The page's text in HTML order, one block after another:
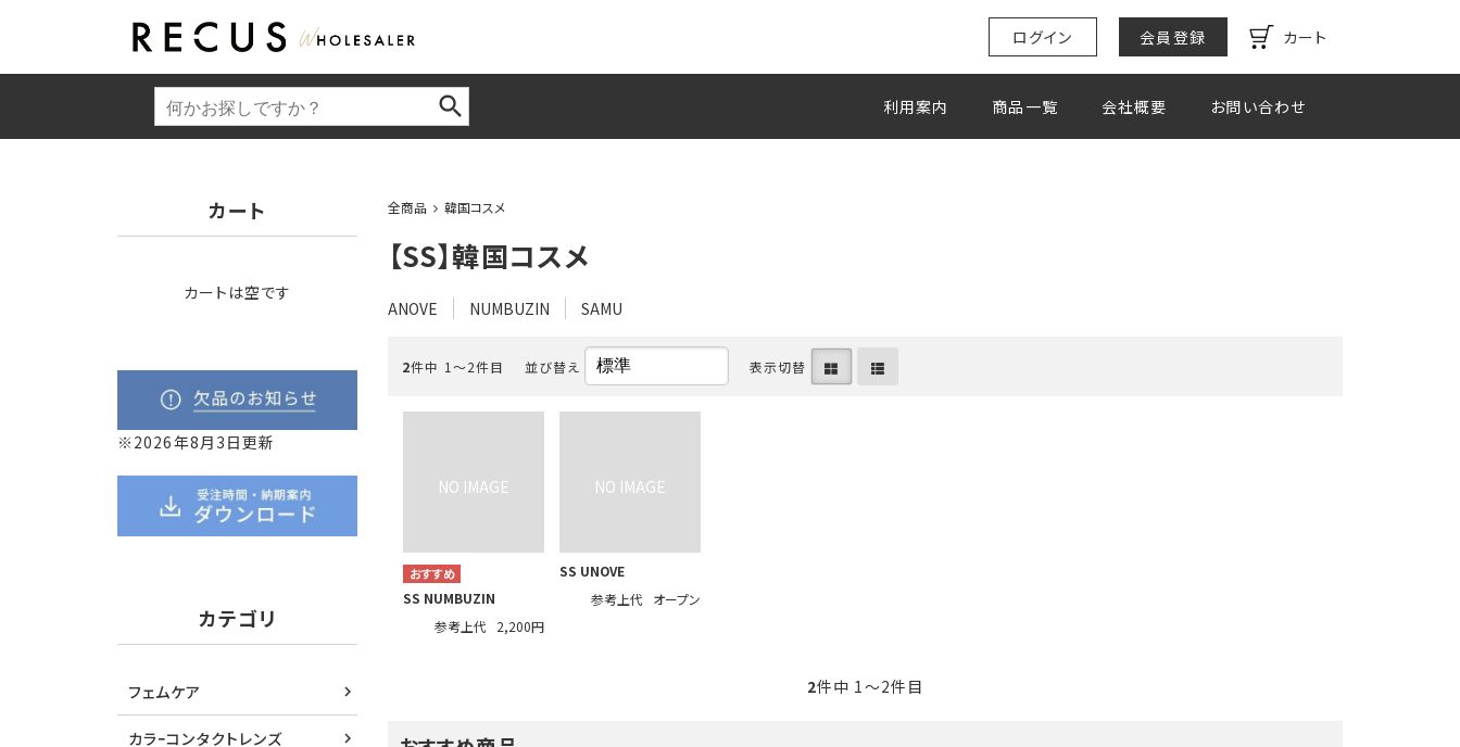
ログイン 会員登録 カート
利用案内 商品一覧 会社概要 お問い合わせ
全商品 韓国コスメ
【SS】韓国コスメ
ANOVE NUMBUZIN SAMU
2件中 1〜2件目 並び替え 表示切替
SS NUMBUZIN
参考上代
2,200円
SS UNOVE
参考上代
オープン
2件中 1〜2件目
カート
カートは空です
※2026年8月3日更新
カテゴリ
フェムケア
カラｰコンタクトレンズ